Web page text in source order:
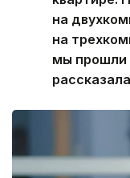
на
на
мы прошли